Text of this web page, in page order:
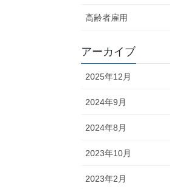
高齢者雇用
アーカイブ
2025年12月
2024年9月
2024年8月
2023年10月
2023年2月